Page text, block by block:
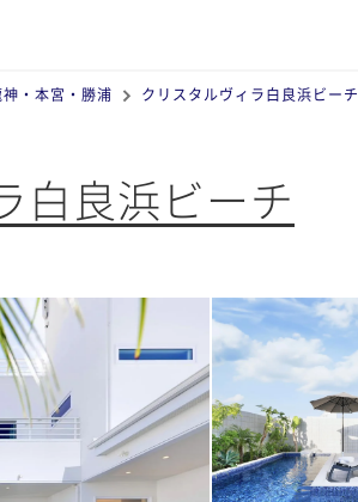
・本宮・勝浦 クリスタルヴィラ白良浜ビーチ
白良浜ビーチ